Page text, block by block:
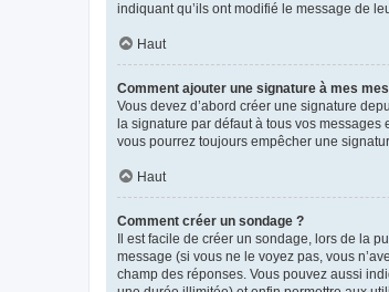
indiquant qu’ils ont modifié le message de
Haut
Comment ajouter une signature à mes
Vous devez d’abord créer une signature
la signature par défaut à tous vos
vous pourrez toujours empêcher une
Haut
Comment créer un sondage ?
Il est facile de créer un sondage, lors de la
message (si vous ne le voyez pas, vous
champ des réponses. Vous pouvez aussi